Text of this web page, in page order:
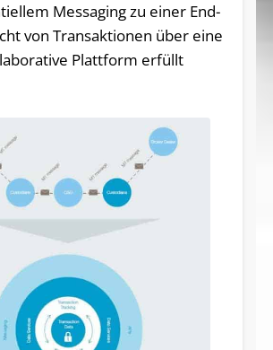
Messaging zu einer End-
von Transaktionen über eine
Plattform erfüllt